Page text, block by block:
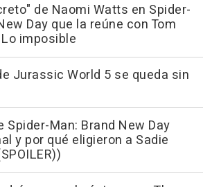
de Naomi Watts en Spider-
Day que la reúne con Tom
imposible
Jurassic World 5 se queda sin
Spider-Man: Brand New Day
y por qué eligieron a Sadie